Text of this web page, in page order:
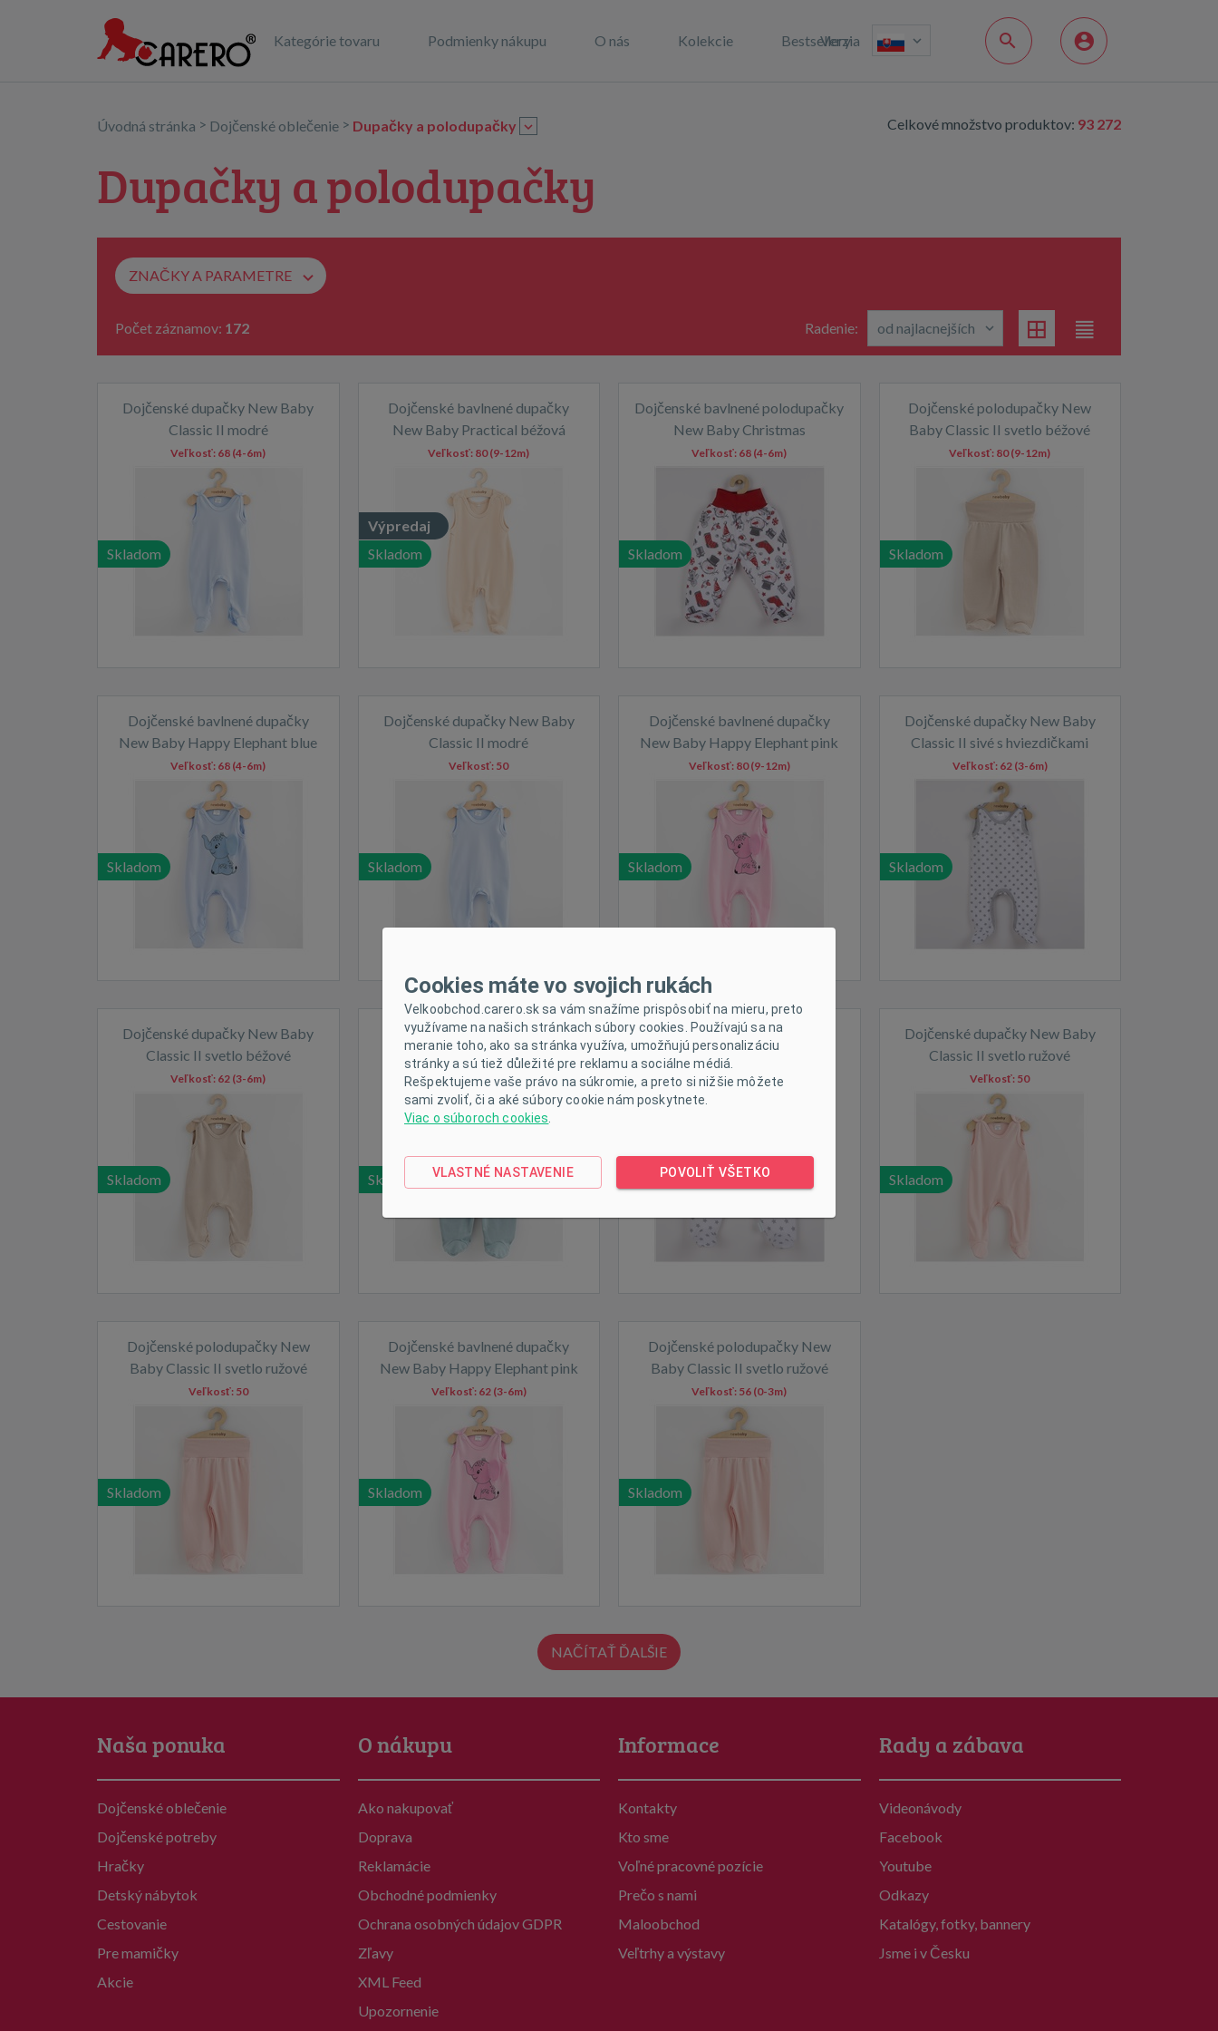
Kategórie tovaru Podmienky nákupu O nás Kolekcie Bestsellery
Verzia
Celkové množstvo produktov: 93 272
Úvodná stránka > Dojčenské oblečenie > Dupačky a polodupačky
Dupačky a polodupačky
ZNAČKY A PARAMETRE
Radenie:
Počet záznamov: 172
Dojčenské dupačky New Baby
Classic II modré
Skladom
Veľkosť: 68 (4-6m)
Dojčenské bavlnené dupačky
New Baby Practical béžová
Výpredaj
Skladom
Veľkosť: 80 (9-12m)
Dojčenské bavlnené polodupačky
New Baby Christmas
Skladom
Veľkosť: 68 (4-6m)
Dojčenské polodupačky New
Baby Classic II svetlo béžové
Skladom
Veľkosť: 80 (9-12m)
Dojčenské bavlnené dupačky
New Baby Happy Elephant blue
Skladom
Veľkosť: 68 (4-6m)
Dojčenské dupačky New Baby
Classic II modré
Skladom
Veľkosť: 50
Dojčenské bavlnené dupačky
New Baby Happy Elephant pink
Skladom
Veľkosť: 80 (9-12m)
Dojčenské dupačky New Baby
Classic II sivé s hviezdičkami
Skladom
Veľkosť: 62 (3-6m)
Dojčenské dupačky New Baby
Classic II svetlo béžové
Skladom
Veľkosť: 62 (3-6m)
Dojčenské polodupačky New
Baby Classic II tmavo mätové
Skladom
Veľkosť:68 (4-6m)
Dojčenské polodupačky New
Baby Classic II sivé s
hviezdičkami
Skladom
Veľkosť:74 (6-9m)
Dojčenské dupačky New Baby
Classic II svetlo ružové
Skladom
Veľkosť: 50
Dojčenské polodupačky New
Baby Classic II svetlo ružové
Skladom
Veľkosť: 50
Dojčenské bavlnené dupačky
New Baby Happy Elephant pink
Skladom
Veľkosť: 62 (3-6m)
Dojčenské polodupačky New
Baby Classic II svetlo ružové
Skladom
Veľkosť: 56 (0-3m)
NAČÍTAŤ ĎALŠIE
Naša ponuka
Dojčenské oblečenie
Dojčenské potreby
Hračky
Detský nábytok
Cestovanie
Pre mamičky
Akcie
O nákupu
Ako nakupovať
Doprava
Reklamácie
Obchodné podmienky
Ochrana osobných údajov GDPR
Zľavy
XML Feed
Upozornenie
Informace
Kontakty
Kto sme
Voľné pracovné pozície
Prečo s nami
Maloobchod
Veľtrhy a výstavy
Rady a zábava
Videonávody
Facebook
Youtube
Odkazy
Katalógy, fotky, bannery
Jsme i v Česku
Cookies máte vo svojich rukách
Velkoobchod.carero.sk sa vám snažíme prispôsobiť na mieru, preto
využívame na našich stránkach súbory cookies. Používajú sa na
meranie toho, ako sa stránka využíva, umožňujú personalizáciu
stránky a sú tiež důležité pre reklamu a sociálne médiá.
Rešpektujeme vaše právo na súkromie, a preto si nižšie môžete
sami zvoliť, či a aké súbory cookie nám poskytnete.
Viac o súboroch cookies
VLASTNÉ NASTAVENIE POVOLIŤ VŠETKO